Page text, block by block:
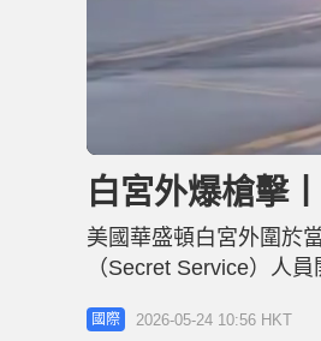
n
u
t
e
L
o
d
e
d
2
3
.
8
白宮外爆槍擊
美國華盛頓白宮外圍於
（Secret Service）人
據美國CNN及Fox
時，突然從袋中拔出手
國際 2026-05-24 10:56 HKT